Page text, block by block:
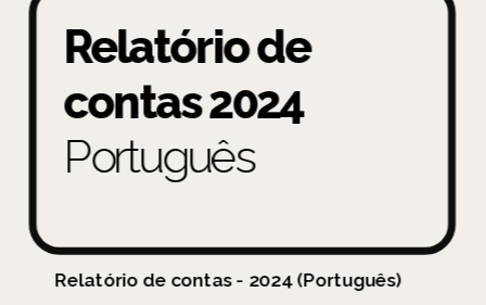
Relatório de
contas 2024
Português
Relatório de contas - 2024 (Português)